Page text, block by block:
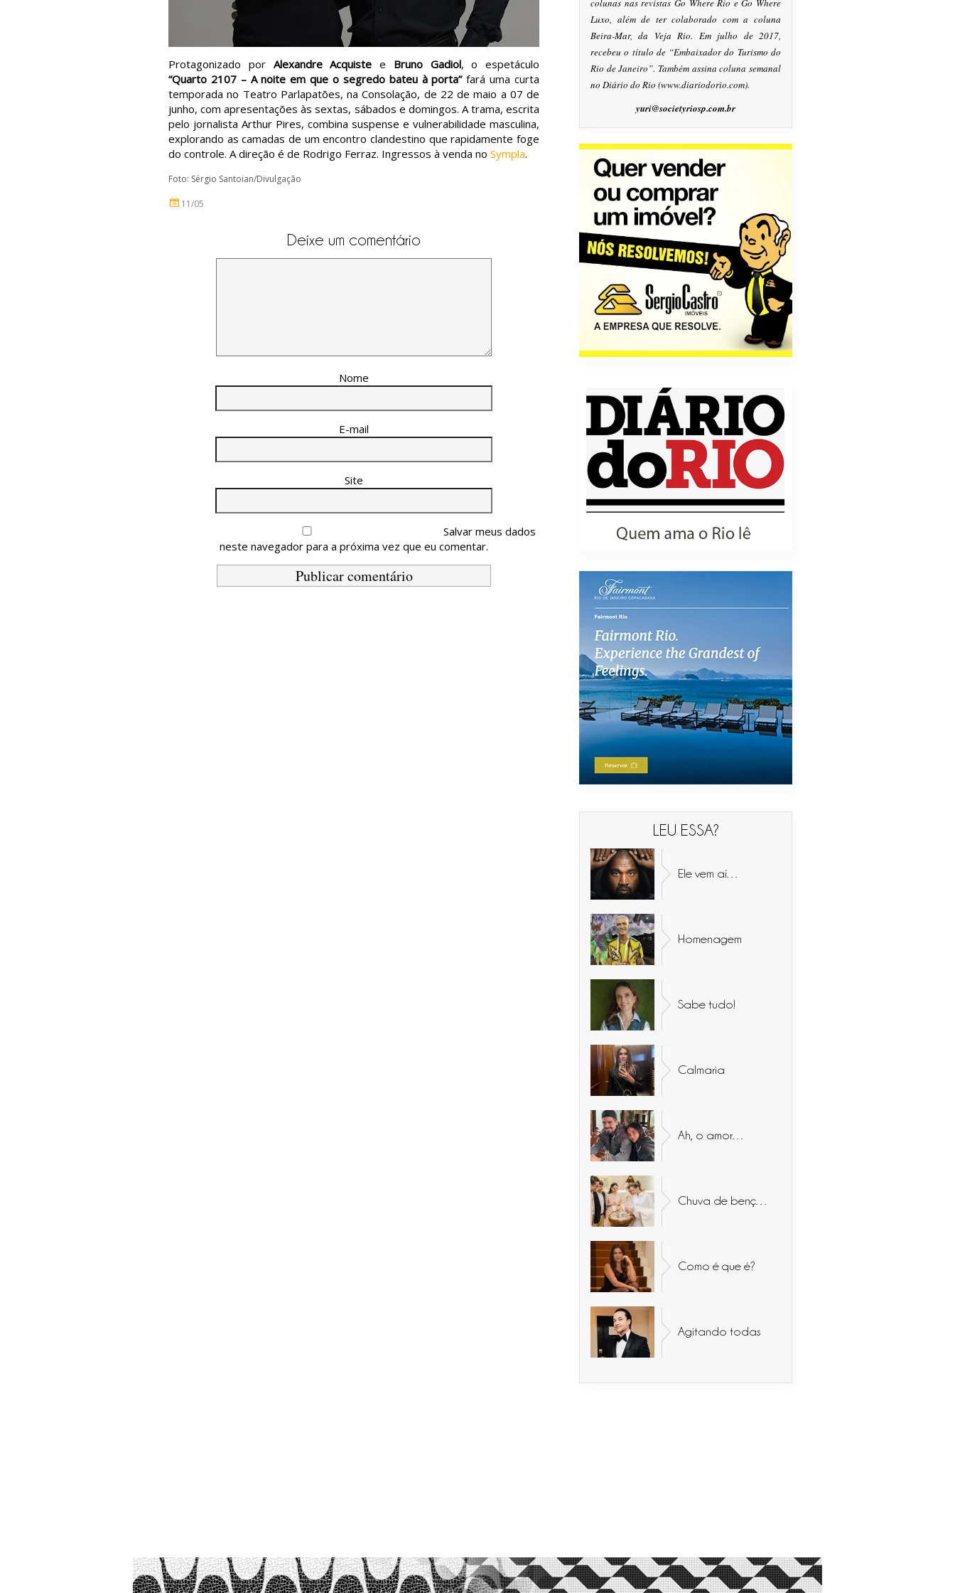
Protagonizado por Alexandre Acquiste e Bruno Gadiol, o espetáculo
“Quarto 2107 – A noite em que o segredo bateu à porta”fará uma curta
temporada no Teatro Parlapatões, na Consolação, de 22 de maio a 07 de
junho, com apresentações às sextas, sábados e domingos. A trama, escrita
pelo jornalista Arthur Pires, combina suspense e vulnerabilidade masculina,
explorando as camadas de um encontro clandestino que rapidamente foge
do controle. A direção é de Rodrigo Ferraz. Ingressos à venda no Sympla.
Foto: Sérgio Santoian/Divulgação
11/05
Deixe um comentário
Nome
E-mail
Site
Salvar meus dados
neste navegador para a próxima vez que eu comentar.
colunas nas revistas Go Where Rio e Go Where
Luxo, além de ter colaborado com a coluna
Beira-Mar, da Veja Rio. Em julho de 2017,
recebeu o título de “Embaixador do Turismo do
Rio de Janeiro”. Também assina coluna semanal
no Diário do Rio (www.diariodorio.com).
yuri@societyriosp.com.br
LEU ESSA?
Ele vem aí…
Homenagem
Sabe tudo!
Calmaria
Ah, o amor…
Como é que é?
Agitando todas